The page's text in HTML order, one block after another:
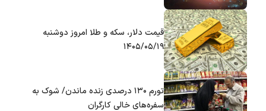
قیمت دلار، سکه و طلا امروز دوشنبه
۱۴۰۵/۰۵/۱۹
تورم ۱۳۰ درصدی زنده ماندن/ شوک به
سفره‌های خالی کارگران